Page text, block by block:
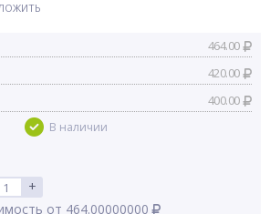
464.00
420.00
400.00
В наличии
+
от 464.00000000